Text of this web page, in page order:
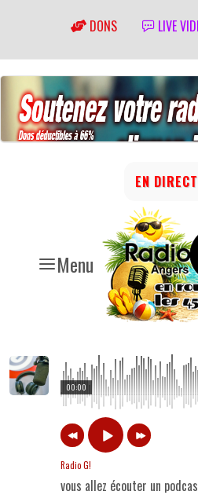
DONS LIVE
Menu
EN DIRECT
00:00
Radio G!
vous allez écouter un